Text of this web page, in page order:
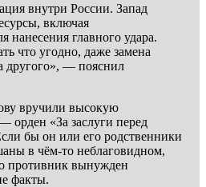
внутри России. Запад
включая
главного удара.
что угодно, даже замена
другого», — пояснил
вручили высокую
орден «За заслуги перед
бы он или его родственники
в чём-то неблаговидном,
противник вынужден
факты.